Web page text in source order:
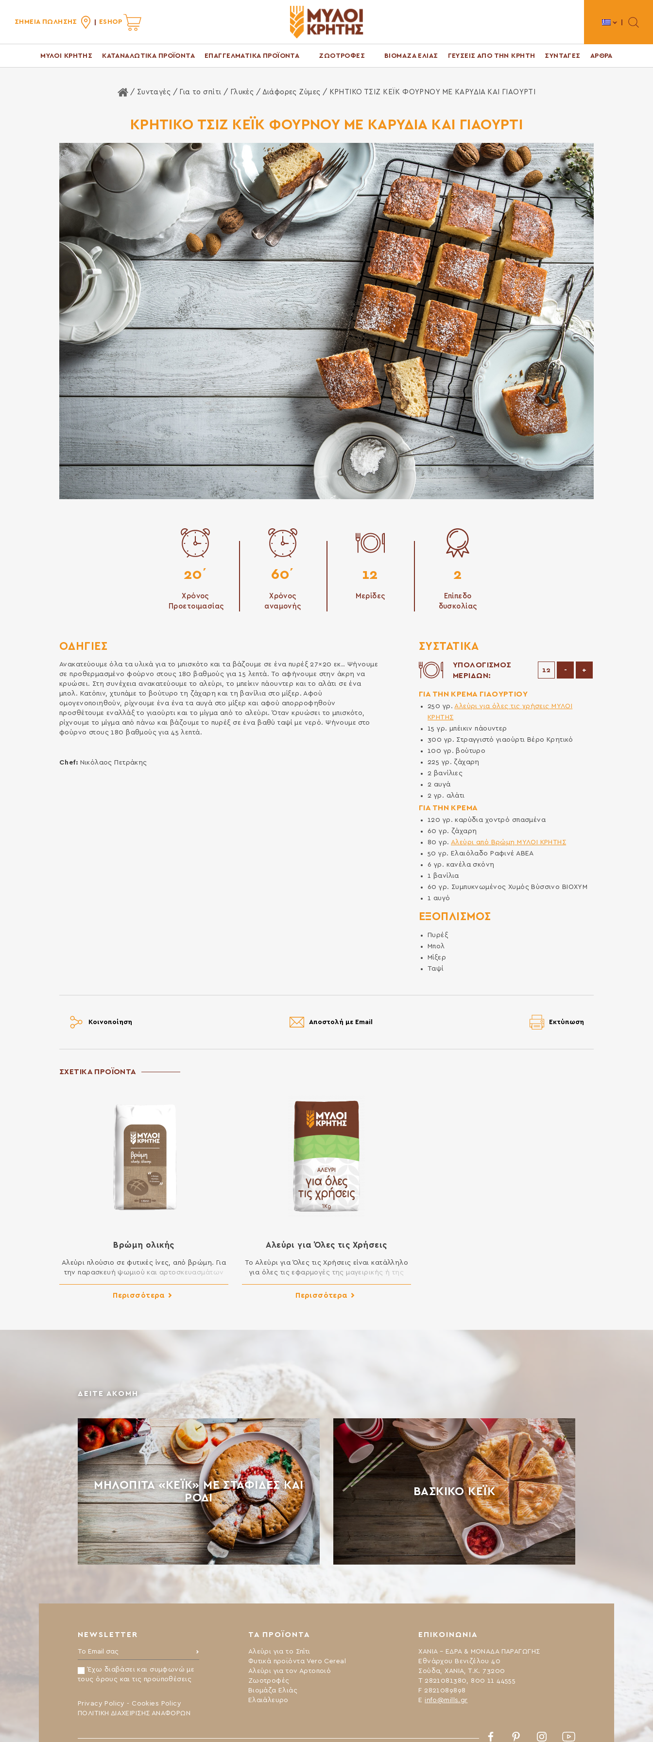
ΣΗΜΕΙΑ ΠΩΛΗΣΗΣ ESHOP Toggle
ΜΥΛΟΙ ΚΡΗΤΗΣ ΚΑΤΑΝΑΛΩΤΙΚΑ ΠΡΟΪΟΝΤΑ ΕΠΑΓΓΕΛΜΑΤΙΚΑ ΠΡΟΪΟΝΤΑ ΖΩΟΤΡΟΦΕΣ ΒΙΟΜΑΖΑ ΕΛΙΑΣ ΓΕΥΣΕΙΣ ΑΠΟ ΤΗΝ ΚΡΗΤΗ ΣΥΝΤΑΓΕΣ ΑΡΘΡΑ
Αρχική Σελίδα
/ Συνταγές / Για το σπίτι / Γλυκές / Διάφορες Ζύμες / ΚΡΗΤΙΚΟ ΤΣΙΖ ΚΕΪΚ ΦΟΥΡΝΟΥ ΜΕ ΚΑΡΥΔΙΑ ΚΑΙ ΓΙΑΟΥΡΤΙ
ΚΡΗΤΙΚΟ ΤΣΙΖ ΚΕΪΚ ΦΟΥΡΝΟΥ ΜΕ ΚΑΡΥΔΙΑ ΚΑΙ ΓΙΑΟΥΡΤΙ
20΄
Χρόνος
Προετοιμασίας
60΄
Χρόνος
αναμονής
12
Μερίδες
2
Επίπεδο
δυσκολίας
ΟΔΗΓΙΕΣ
Ανακατεύουμε όλα τα υλικά για το μπισκότο και τα βάζουμε σε ένα πυρέξ 27×20 εκ.. Ψήνουμε
σε προθερμασμένο φούρνο στους 180 βαθμούς για 15 λεπτά. Το αφήνουμε στην άκρη να
κρυώσει. Στη συνέχεια ανακατεύουμε το αλεύρι, το μπείκιν πάουντερ και το αλάτι σε ένα
μπολ. Κατόπιν, χτυπάμε το βούτυρο τη ζάχαρη και τη βανίλια στο μίξερ. Αφού
ομογενοποιηθούν, ρίχνουμε ένα ένα τα αυγά στο μίξερ και αφού απορροφηθούν
προσθέτουμε εναλλάξ το γιαούρτι και το μίγμα από το αλεύρι. Όταν κρυώσει το μπισκότο,
ρίχνουμε το μίγμα από πάνω και βάζουμε το πυρέξ σε ένα βαθύ ταψί με νερό. Ψήνουμε στο
φούρνο στους 180 βαθμούς για 45 λεπτά.
Chef: Νικόλαος Πετράκης
ΣΥΣΤΑΤΙΚΆ
ΥΠΟΛΟΓΙΣΜΟΣ
ΜΕΡΙΔΩΝ:
-Μείωση μερίδων
+
ΓΙΑ ΤΗΝ ΚΡΕΜΑ ΓΙΑΟΥΡΤΙΟΥ
250 γρ.Αλεύρι για όλες τις χρήσεις ΜΥΛΟΙ
ΚΡΗΤΗΣ
15γρ. μπέικιν πάουντερ
300 γρ. Στραγγιστό γιαούρτι Βέρο Κρητικό
100 γρ. βούτυρο
225 γρ. ζάχαρη
2 βανίλιες
2 αυγά
2 γρ. αλάτι
ΓΙΑ ΤΗΝ ΚΡΕΜΑ
120 γρ.καρύδια χοντρό σπασμένα
60γρ. ζάχαρη
80γρ. Αλεύρι από Βρώμη ΜΥΛΟΙ ΚΡΗΤΗΣ
50γρ. Ελαιόλαδο Ραφινέ ΑΒΕΑ
6 γρ. κανέλα σκόνη
1 βανίλια
60γρ. Συμπυκνωμένος Χυμός Βύσσινο ΒΙΟΧΥΜ
1 αυγό
ΕΞΟΠΛΙΣΜΌΣ
Πυρέξ
Μπολ
Μίξερ
Ταψί
Κοινοποίηση Αποστολή με Email Εκτύπωση
ΣΧΕΤΙΚΑ ΠΡΟΪΟΝΤΑ
Βρώμη ολικής
Αλεύρι πλούσιο σε φυτικές ίνες, από βρώµη. Για
την παρασκευή ψωµιού και αρτοσκευασµάτων
ΑΛΕΣΗΣ Περιέχει γλουτένη. Ενδέχεται να περιέχει
Περισσότερα
Αλεύρι για Όλες τις Χρήσεις
Το Αλεύρι για Όλες τις Χρήσεις είναι κατάλληλο
για όλες τις εφαρμογές της μαγειρικής ή της
να φτιάξετε μοναδικά κέικ, μελομακάρονα,
Περισσότερα
ΔΕΙΤΕ ΑΚΟΜΗ
ΜΗΛΌΠΙΤΑ «ΚΈΙΚ» ΜΕ ΣΤΑΦΊΔΕΣ ΚΑΙ
ΡΌΔΙ
ΒΆΣΚΙΚΟ ΚΈΙΚ
NEWSLETTER
Το Email σας:
Έχω διαβάσει και συμφωνώ με
τους όρους και τις προϋποθέσεις
Privacy Policy - Cookies Policy
ΠΟΛΙΤΙΚΗ ΔΙΑΧΕΙΡΙΣΗΣ ΑΝΑΦΟΡΩΝ
ΤΑ ΠΡΟΪΟΝΤΑ
Αλεύρι για το Σπίτι
Φυτικά προϊόντα Vero Cereal
Αλεύρι για τον Αρτοποιό
Ζωοτροφές
Βιομάζα Ελιάς
Ελαιάλευρο
ΕΠΙΚΟΙΝΩΝΙΑ
ΧΑΝΙΑ – ΕΔΡΑ & ΜΟΝΑΔΑ ΠΑΡΑΓΩΓΗΣ
Εθνάρχου Βενιζέλου 40
Σούδα, ΧΑΝΙΑ, Τ.Κ. 73200
Τ 2821081380, 800 11 44555
F 2821089898
Ε info@mills.gr
FacebookPinterestInstagramYoutube